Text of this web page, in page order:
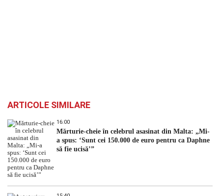
ARTICOLE SIMILARE
16:00
Mărturie-cheie în celebrul asasinat din Malta: „Mi-
a spus: ‘Sunt cei 150.000 de euro pentru ca Daphne
să fie ucisă’”